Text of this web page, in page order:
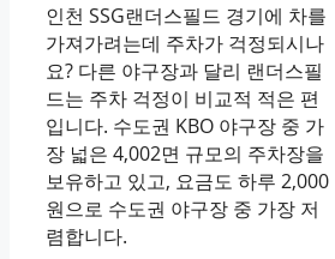
인천 SSG랜더스필드 경기에 차를
가져가려는데 주차가 걱정되시나
요? 다른 야구장과 달리 랜더스필
드는 주차 걱정이 비교적 적은 편
입니다. 수도권 KBO 야구장 중 가
장 넓은 4,002면 규모의 주차장을
보유하고 있고, 요금도 하루 2,000
원으로 수도권 야구장 중 가장 저
렴합니다.